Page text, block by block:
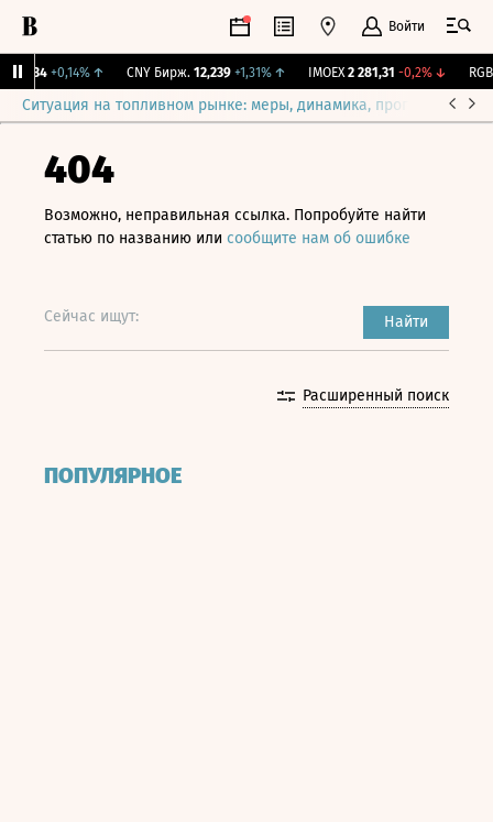
Войти
+0,14%↑ CNY Бирж. 12,239 +1,31% ↑ IMOEX 2 281,31 -0,2%↓
Ситуация на топливном рынке: меры, динамика, прогнозы
404
Возможно, неправильная ссылка. Попробуйте найти
статью по названию или сообщите нам об ошибке
Сейчас ищут: Найти
Расширенный поиск
ПОПУЛЯРНОЕ